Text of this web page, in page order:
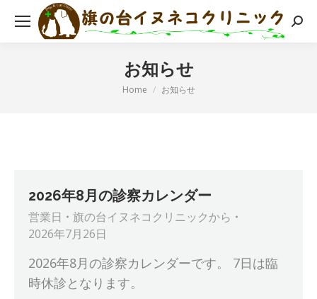
検
お知らせ
現在地:
Home お知らせ
2026年8月の診察カレンダー
営業日 旗の台イヌネコクリニックから
2026年7月26日
2026年8月の診察カレンダーです。 7日は臨
時休診となります。